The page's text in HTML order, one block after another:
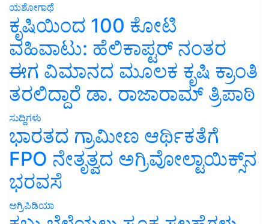
ಯಶೋಗಾಥೆ
ಕೃಷಿಯಿಂದ 100 ಕೋಟಿ
ವಹಿವಾಟು: ಹೆಲಿಕಾಪ್ಟರ್ ನಂತರ
ಈಗ ವಿಮಾನದ ಮೂಲಕ ಕೃಷಿ ಕ್ರಾಂತಿ
ತರಲಿದ್ದಾರೆ ಡಾ. ರಾಜಾರಾಮ್ ತ್ರಿಪಾಠಿ
ಸುದ್ದಿಗಳು
ಭಾರತದ ಗ್ರಾಮೀಣ ಆರ್ಥಿಕತೆಗೆ
FPO ನೇತೃತ್ವದ ಅಗ್ರಿವೋಲ್ಟಾಯಿಕ್ಸ್‌ನ
ಭರವಸೆ
ಅಗ್ರಿಪಿಡಿಯಾ